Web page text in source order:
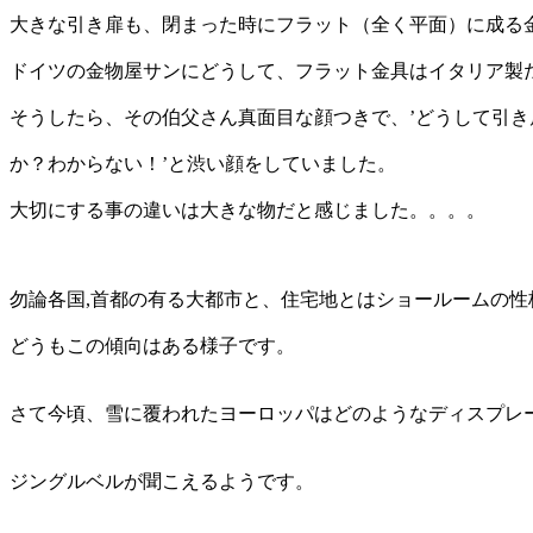
大きな引き扉も、閉まった時にフラット（全く平面）に成る
ドイツの金物屋サンにどうして、フラット金具はイタリア
そうしたら、その伯父さん真面目な顔つきで、’どうして引
か？わからない！’と渋い顔をしていました。
大切にする事の違いは大きな物だと感じました。。。。
勿論各国,首都の有る大都市と、住宅地とはショールームの
どうもこの傾向はある様子です。
さて今頃、雪に覆われたヨーロッパはどのようなディスプ
ジングルベルが聞こえるようです。